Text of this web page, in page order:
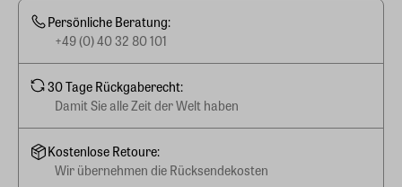
Persönliche Beratung:
+49 (0) 40 32 80 101
30 Tage Rückgaberecht:
Damit Sie alle Zeit der Welt haben
Kostenlose Retoure:
Wir übernehmen die Rücksendekosten